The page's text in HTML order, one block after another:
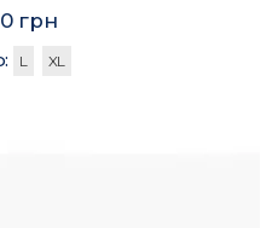
грн
L XL